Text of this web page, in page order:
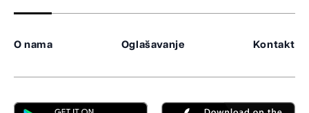
O nama Oglašavanje Kontakt